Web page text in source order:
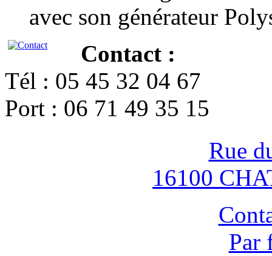
avec son générateur
Contact :
Tél : 05 45 32 04 67
Port : 06 71 49 35 15
Rue
16100
Par